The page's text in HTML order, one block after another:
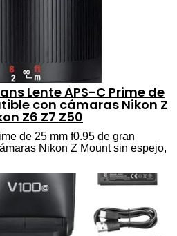
Lente APS-C Prime de
con cámaras Nikon Z
Z6 Z7 Z50
de 25 mm f0.95 de gran
Nikon Z Mount sin espejo,